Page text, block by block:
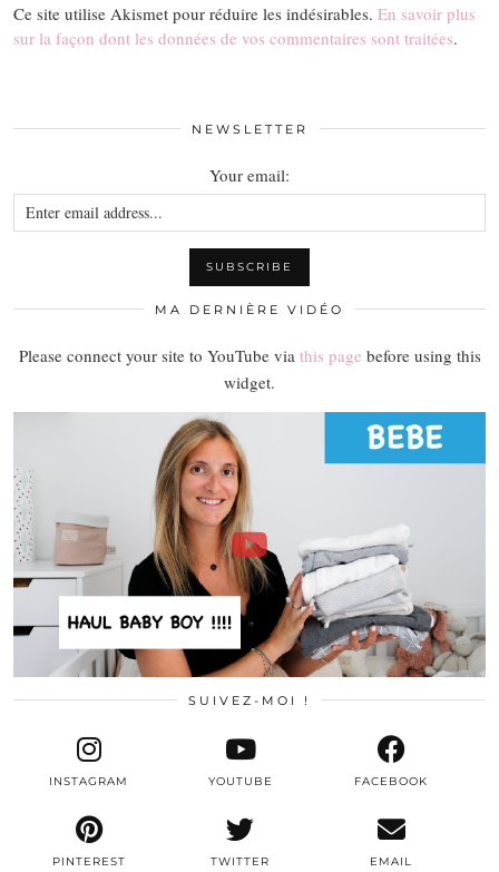
Ce site utilise Akismet pour réduire les indésirables. En savoir plus
sur la façon dont les données de vos commentaires sont traitées.
NEWSLETTER
Your email:
MA DERNIÈRE VIDÉO
Please connect your site to YouTube via this page before using this
widget.
SUIVEZ-MOI !
TWITTER
INSTAGRAM FACEBOOK
PINTEREST
YOUTUBE
EMAIL